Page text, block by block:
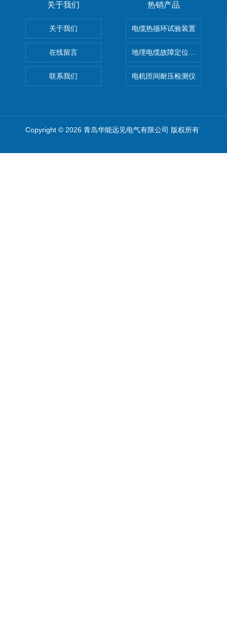
关于我们
关于我们
在线留言
联系我们
热销产品
电缆热循环试验装置
地埋电缆故障定位仪 地下电
电机匝间耐压检测仪
Copyright © 2026 青岛华能远见电气有限公司 版权所有